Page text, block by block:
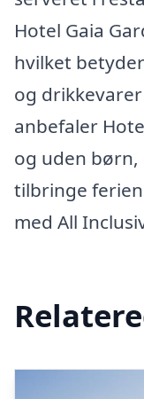
Hotel Gaia
hvilket
og
anbefaler
og uden
tilbringe
med All